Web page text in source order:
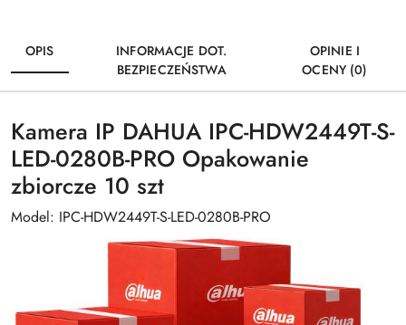
OPIS
INFORMACJE DOT.
BEZPIECZEŃSTWA
OPINIE I
OCENY (0)
Kamera IP DAHUA IPC-HDW2449T-S-
LED-0280B-PRO Opakowanie
zbiorcze 10 szt
Model: IPC-HDW2449T-S-LED-0280B-PRO